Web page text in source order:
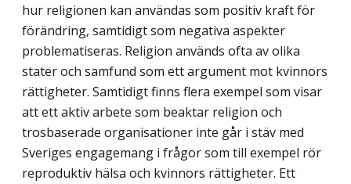
hur religionen kan an­vändas som positiv kraft för
förändring, samtidigt som negativa aspekter
problematise­ras. Religion används ofta av olika
stater och samfund som ett argument mot kvinnors
rättigheter. Samtidigt finns flera exempel som visar
att ett aktiv arbete som beaktar reli­gion och
trosbaserade organisationer inte går i stäv med
Sveriges engagemang i frågor som till exempel rör
reproduktiv hälsa och kvinnors rättigheter. Ett